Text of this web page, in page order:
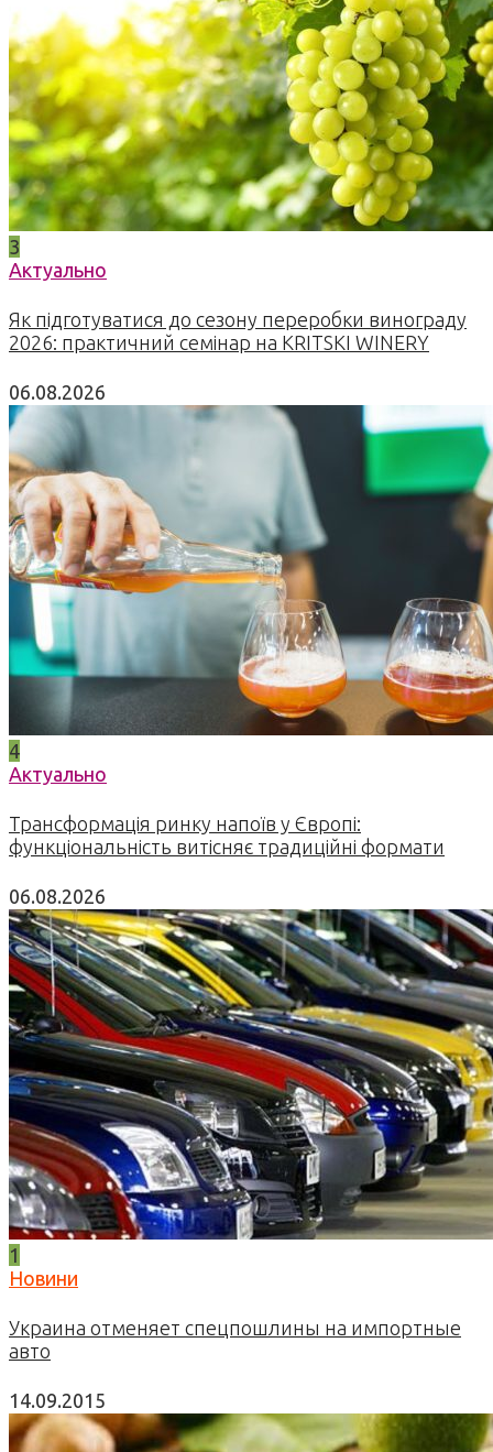
3
Актуально
Як підготуватися до сезону переробки винограду
2026: практичний семінар на KRITSKI WINERY
06.08.2026
4
Актуально
Трансформація ринку напоїв у Європі:
функціональність витісняє традиційні формати
06.08.2026
1
Новини
Украина отменяет спецпошлины на импортные
авто
14.09.2015